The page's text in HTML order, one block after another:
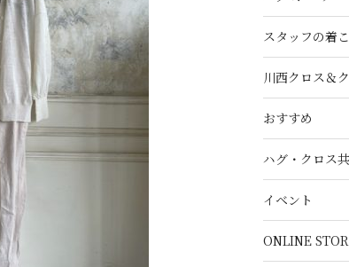
スタッフの着
川西クロス＆
おすすめ
ハグ・クロス
イベント
ONLINE